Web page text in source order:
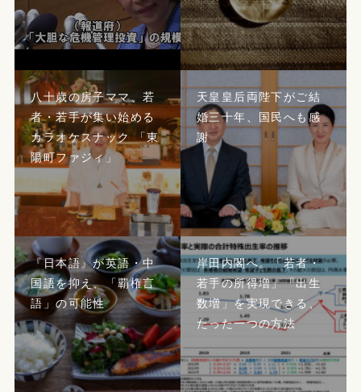
八十歳の房子ママ、若
者・若手が集い始める
カラオケスナック 「東
陽町ファジィ」
天皇皇后両陛下がご結
婚三十年、国民へも感
謝
『日本語』が英語・中
国語を抑え、「覇権言
語」の可能性
岸田内閣へ。「若者・
若手の所得増」「出生
数増」を実現できる、
たった一つの方法